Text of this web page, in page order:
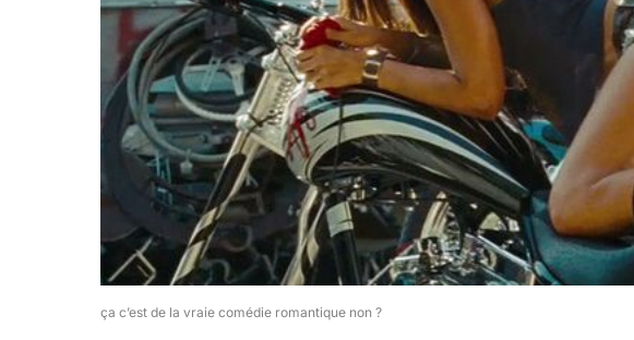
ça c’est de la vraie comédie romantique non ?